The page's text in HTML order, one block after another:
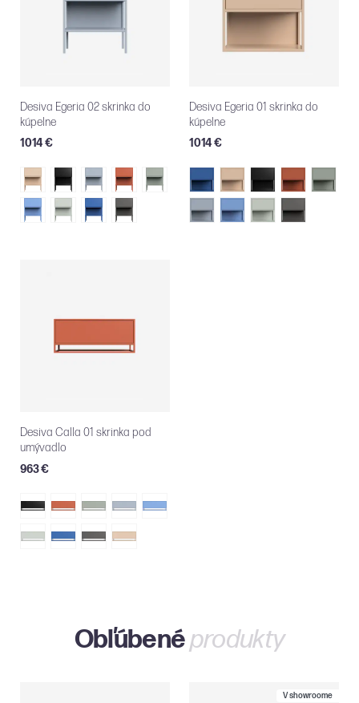
Desiva Egeria 02 skrinka do
kúpelne
1014 €
Desiva Egeria 01 skrinka do
kúpelne
1014 €
Desiva Calla 01 skrinka pod
umývadlo
963 €
Obľúbenéprodukty
V showroome